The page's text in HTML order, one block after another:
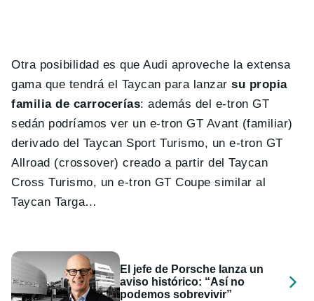
Otra posibilidad es que Audi aproveche la extensa
gama que tendrá el Taycan para lanzar su propia
familia de carrocerías: además del e-tron GT
sedán podríamos ver un e-tron GT Avant (familiar)
derivado del Taycan Sport Turismo, un e-tron GT
Allroad (crossover) creado a partir del Taycan
Cross Turismo, un e-tron GT Coupe similar al
Taycan Targa…
El jefe de Porsche lanza un
aviso histórico: “Así no
podemos sobrevivir”